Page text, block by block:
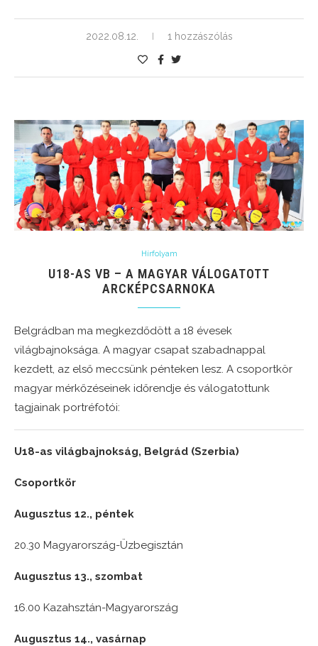
2022.08.12. 1 hozzászólás
Hírfolyam
U18-AS VB – A MAGYAR VÁLOGATOTT
ARCKÉPCSARNOKA
Belgrádban ma megkezdődött a 18 évesek
világbajnoksága. A magyar csapat szabadnappal
kezdett, az első meccsünk pénteken lesz. A csoportkör
magyar mérkőzéseinek időrendje és válogatottunk
tagjainak portréfotói:
U18-as világbajnokság, Belgrád (Szerbia)
Csoportkör
Augusztus 12., péntek
20.30 Magyarország-Üzbegisztán
Augusztus 13., szombat
16.00 Kazahsztán-Magyarország
Augusztus 14., vasárnap